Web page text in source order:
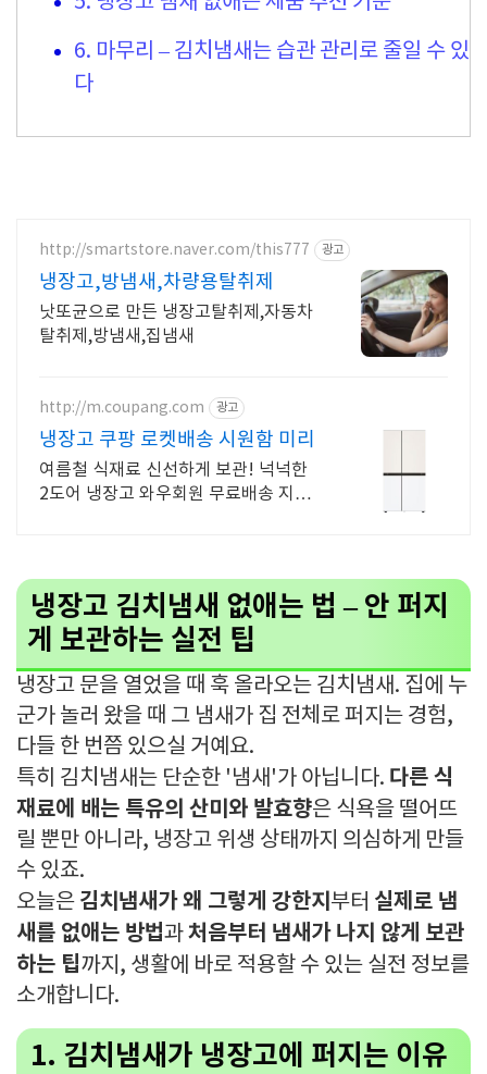
6. 마무리 – 김치냄새는 습관 관리로 줄일 수 있
다
http://smartstore.naver.com/this777 광고
냉장고,방냄새,차량용탈취제
낫또균으로 만든 냉장고탈취제,자동차
탈취제,방냄새,집냄새
http://m.coupang.com 광고
냉장고 쿠팡 로켓배송 시원함 미리
여름철 식재료 신선하게 보관! 넉넉한
2도어 냉장고 와우회원 무료배송 지금
냉장고 김치냄새 없애는 법 – 안 퍼지
게 보관하는 실전 팁
냉장고 문을 열었을 때 훅 올라오는 김치냄새. 집에 누
군가 놀러 왔을 때 그 냄새가 집 전체로 퍼지는 경험,
다들 한 번쯤 있으실 거예요.
특히 김치냄새는 단순한 '냄새'가 아닙니다. 다른 식
재료에 배는 특유의 산미와 발효향은 식욕을 떨어뜨
릴 뿐만 아니라, 냉장고 위생 상태까지 의심하게 만들
수 있죠.
오늘은 김치냄새가 왜 그렇게 강한지 부터 실제로 냄
새를 없애는 방법과처음부터 냄새가 나지 않게 보관
하는 팁까지, 생활에 바로 적용할 수 있는 실전 정보를
소개합니다.
1. 김치냄새가 냉장고에 퍼지는 이유